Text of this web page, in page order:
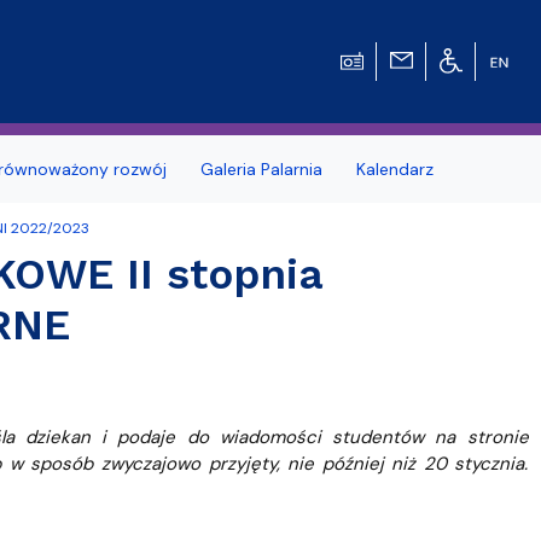
Pytania
Zagraniczna wymiana studencka - umowy
Kodeks etyki studenta UG
rozwój Galeria Palarnia Kalendarz
2022/2023
II stopnia
dziekan i podaje do wiadomości studentów na stronie
sposób zwyczajowo przyjęty, nie później niż 20 stycznia.